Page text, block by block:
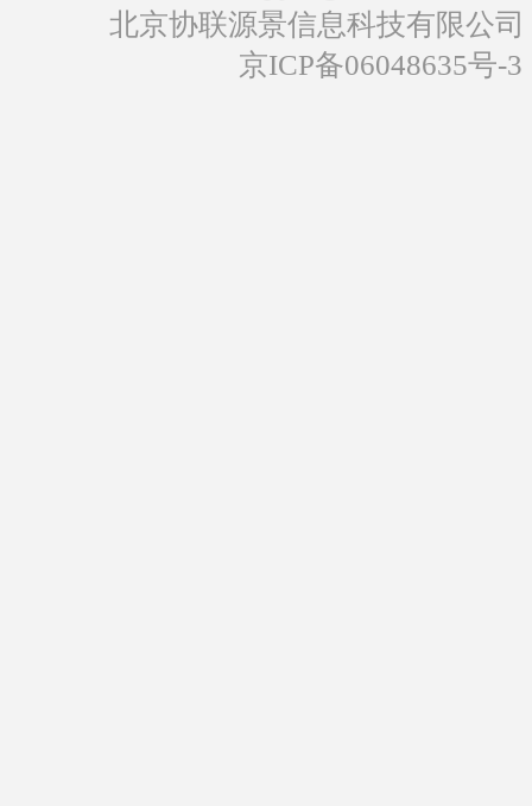
北京协联源景信息科技有限公
京ICP备06048635号-3